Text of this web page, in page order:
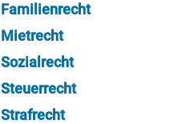
Familienrecht
Mietrecht
Sozialrecht
Steuerrecht
Strafrecht